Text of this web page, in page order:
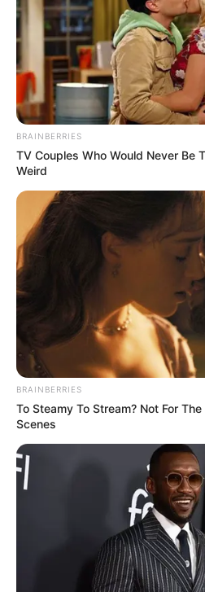
BRAINBERRIES
TV Couples Who Would Never Be
Weird
BRAINBERRIES
To Steamy To Stream? Not For
Scenes